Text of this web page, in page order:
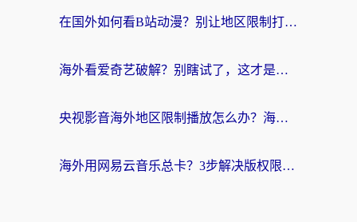
在国外如何看B站动漫？别让地区限制打断你的追番节奏
海外看爱奇艺破解？别瞎试了，这才是留学生华人追剧看球的正确打开方式
央视影音海外地区限制播放怎么办？海外党亲测有效的回国加速指南
海外用网易云音乐总卡？3步解决版权限制+卡顿，还能听喜马拉雅！